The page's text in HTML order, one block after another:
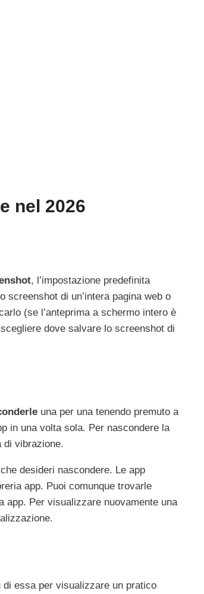
nel 2026
, l’impostazione predefinita
di un’intera pagina web o
(se l’anteprima a schermo intero è
dove salvare lo screenshot di
una per una tenendo premuto a
in una volta sola. Per nascondere la
di vibrazione.
desideri nascondere. Le app
app. Puoi comunque trovarle
app. Per visualizzare nuovamente una
essa per visualizzare un pratico